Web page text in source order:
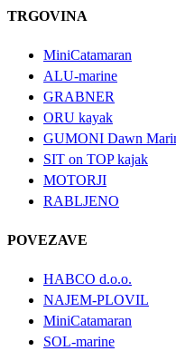
TRGOVINA
MiniCatamaran
ALU-marine
GRABNER
ORU kayak
GUMONI Dawn
SIT on TOP kajak
MOTORJI
RABLJENO
POVEZAVE
HABCO d.o.o.
NAJEM-PLOVIL
MiniCatamaran
SOL-marine